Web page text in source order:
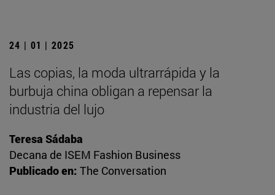
24 | 01 | 2025
Las copias, la moda ultrarrápida y la
burbuja china obligan a repensar la
industria del lujo
Teresa Sádaba
Decana de ISEM Fashion Business
Publicado en: The Conversation